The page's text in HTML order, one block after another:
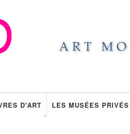
D'ART LES MUSÉES PRIVÉS